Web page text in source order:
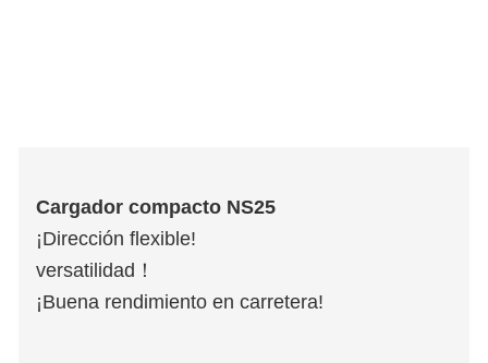
Cargador compacto NS25
¡Dirección flexible!
versatilidad！
¡Buena rendimiento en carretera!